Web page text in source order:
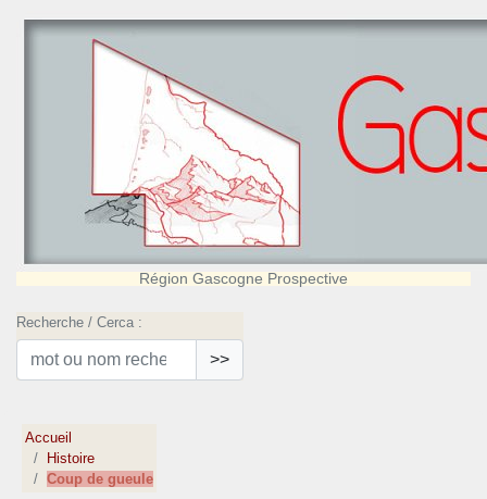
Région Gascogne Prospective
Recherche / Cerca :
>>
Accueil
Histoire
Coup de gueule